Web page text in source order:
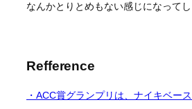
なんかとりとめもない感じになってし
Refference
・ACC賞グランプリは、ナイキベー